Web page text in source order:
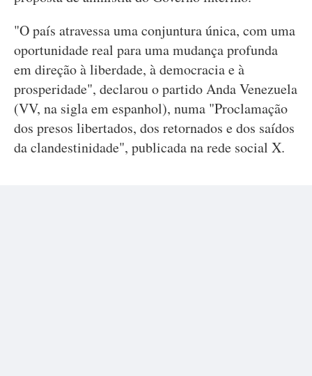
"O país atravessa uma conjuntura única, com uma
oportunidade real para uma mudança profunda
em direção à liberdade, à democracia e à
prosperidade", declarou o partido Anda Venezuela
(VV, na sigla em espanhol), numa "Proclamação
dos presos libertados, dos retornados e dos saídos
da clandestinidade", publicada na rede social X.